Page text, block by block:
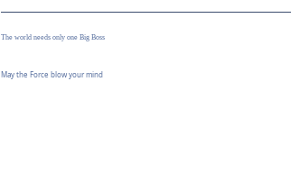
The world needs only one Big Boss
May the Force blow your mind